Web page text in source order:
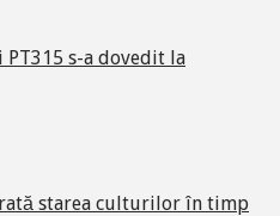
s-a dovedit la
starea culturilor în timp